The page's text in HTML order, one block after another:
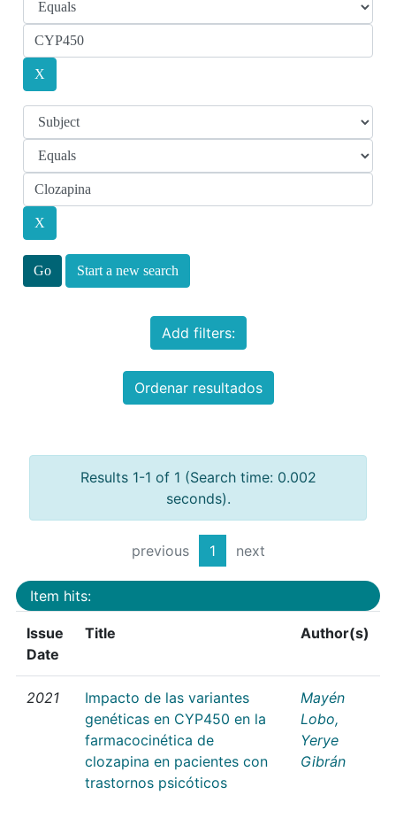
Start a new search
Add filters:
Ordenar resultados
Results 1-1 of 1 (Search time: 0.002
seconds).
previous 1 next
Item hits:
Issue
Date
Title Author(s)
2021
Impacto de las variantes
genéticas en CYP450 en la
farmacocinética de
clozapina en pacientes con
trastornos psicóticos
Mayén
Lobo,
Yerye
Gibrán